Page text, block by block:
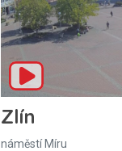
Zlín
náměstí Míru